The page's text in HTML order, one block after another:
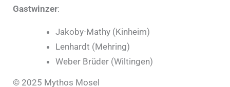
Gastwinzer:
Jakoby-Mathy (Kinheim)
Lenhardt (Mehring)
Weber Brüder (Wiltingen)
© 2025 Mythos Mosel